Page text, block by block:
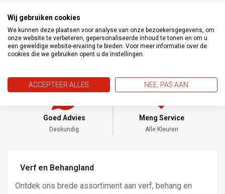
Goed Advies
Deskundig
Meng Service
Alle Kleuren
Verf en Behangland
Ontdek ons brede assortiment aan verf, behang en
Wij gebruiken cookies
We kunnen deze plaatsen voor analyse van onze bezoekersgegevens, om
onze website te verbeteren, gepersonaliseerde inhoud te tonen en om u
een geweldige website-ervaring te bieden. Voor meer informatie over de
cookies die we gebruiken opent u de instellingen.
ACCEPTEER ALLES NEE, PAS AAN